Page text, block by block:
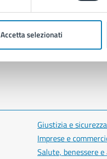
Accetta selezionati
Giustizia e
Imprese e
Salute, benessere